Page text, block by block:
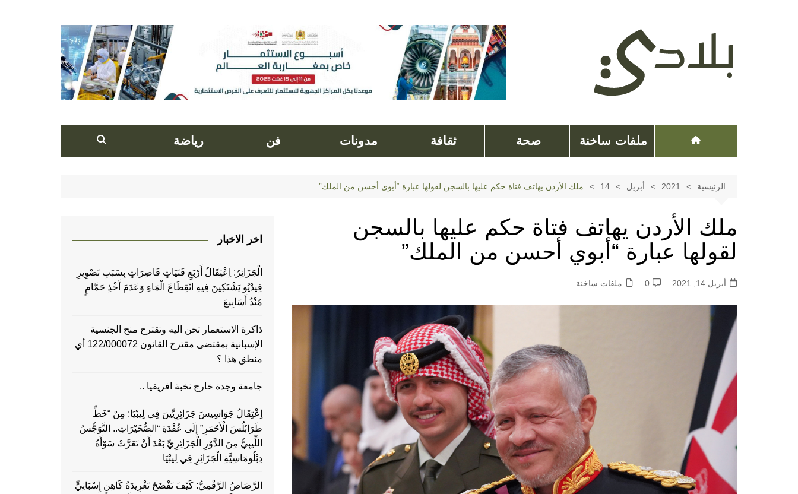
ملفات ساخنة صحة ثقافة مدونات فن رياضة
الرئيسية 2021 أبريل 14 ملك الأردن يهاتف فتاة حكم عليها بالسجن لقولها عبارة “أبوي أحسن من الملك”
ملك الأردن يهاتف فتاة حكم عليها بالسجن
لقولها عبارة “أبوي أحسن من الملك”
أبريل 14, 2021 0 ملفات ساخنة
اخر الاخبار
الْجَزَائِرُ: اِعْتِقَالُ أَرْبَعِ فَتَيَاتٍ قَاصِرَاتٍ بِسَبَبِ تَصْوِيرِ
فِيدْيُو يَشْتَكِينَ فِيهِ انْقِطَاعَ الْمَاءِ وَعَدَمَ أَخْذِ حَمَّامٍ
مُنْذُ أَسَابِيعَ
ذاكرة الاستعمار تحن اليه وتقترح منح الجنسية
الإسبانية بمقتضى مقترح القانون 122/000072 أي
منطق هذا ؟
جامعة وجدة خارج نخبة افريقيا ..
اِعْتِقَالُ جَوَاسِيسَ جَزَائِرِيِّينَ فِي لِيبْيَا: مِنْ “خَطِّ
طَرَابُلُسَ الْأَحْمَرِ” إِلَى عُقْدَةِ “الصُّخَيْرَاتِ.. التَّوَجُّسُ
اللِّيبِيُّ مِنَ الدَّوْرِ الْجَزَائِرِيِّ بَعْدَ أَنْ تَعَرَّتْ سَوْأَةُ
دِبْلُومَاسِيَّةِ الْجَزَائِرِ فِي لِيبْيَا
الرَّصَاصُ الرَّقْمِيُّ: كَيْفَ تَفْضَحُ تَغْرِيدَةُ كَاهِنٍ إِسْبَانِيٍّ